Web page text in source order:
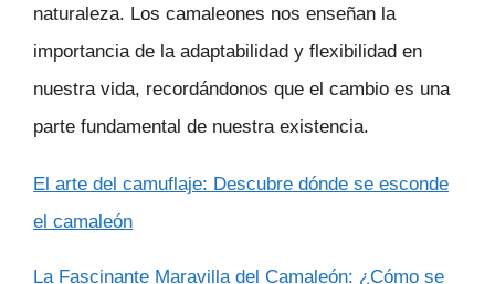
naturaleza. Los camaleones nos enseñan la
importancia de la adaptabilidad y flexibilidad en
nuestra vida, recordándonos que el cambio es una
parte fundamental de nuestra existencia.
El arte del camuflaje: Descubre dónde se esconde
el camaleón
La Fascinante Maravilla del Camaleón: ¿Cómo se